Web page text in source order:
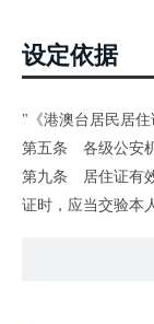
设定依据
"《港澳台居民居住
第五条 各级公安
第九条 居住证有
证时，应当交验本